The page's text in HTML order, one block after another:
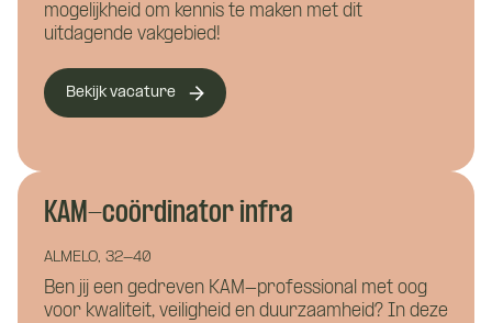
mogelijkheid om kennis te maken met dit
uitdagende vakgebied!
Bekijk vacature
KAM-coördinator infra
ALMELO, 32-40
Ben jij een gedreven KAM-professional met oog
voor kwaliteit, veiligheid en duurzaamheid? In deze
Waar wil je meer over weten?
Bouwkunde Civiele techniek
Hoe kunnen we je helpen?
Vacature:
infra
Naam*